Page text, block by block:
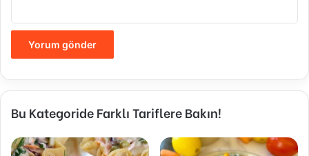
Bu Kategoride Farklı Tariflere Bakın!